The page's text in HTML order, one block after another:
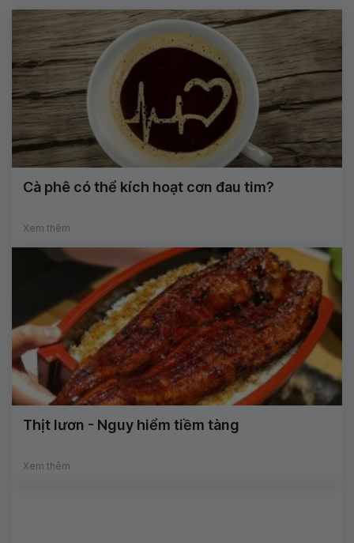
Cà phê có thể kích hoạt cơn đau tim?
Xem thêm
Thịt lươn - Nguy hiểm tiềm tàng
Xem thêm